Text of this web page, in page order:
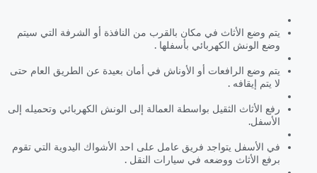
يتم وضع الأثاث في مكان بالقرب من النافذة أو الشرفة التي سيتم
وضع الونش الكهربائي بأسفلها .
يتم وضع الرافعات أو الأوناش في أمان بعيدة عن الطريق العام حتى
لا يتم إيقافه .
رفع الأثاث الثقيل بواسطة العمالة إلى الونش الكهربائي وتحميله إلى
الأسفل.
في الأسفل يتواجد فريق عامل على احد الأشواك اليدوية التي تقوم
برفع الأثاث ووضعه في سيارات النقل .